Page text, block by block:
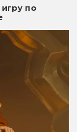
по